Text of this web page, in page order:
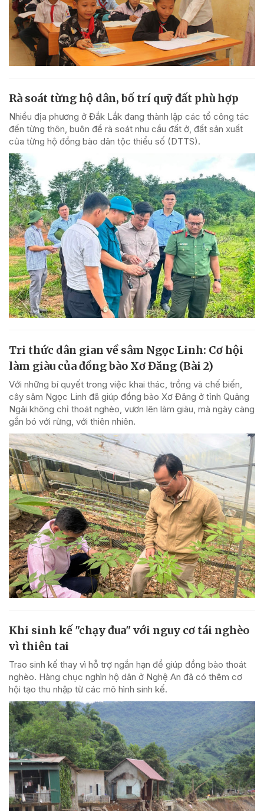
Rà soát từng hộ dân, bố trí quỹ đất phù hợp
Nhiều địa phương ở Đắk Lắk đang thành lập các tổ công tác
đến từng thôn, buôn để rà soát nhu cầu đất ở, đất sản xuất
của từng hộ đồng bào dân tộc thiểu số (DTTS).
Tri thức dân gian về sâm Ngọc Linh: Cơ hội
làm giàu của đồng bào Xơ Đăng (Bài 2)
Với những bí quyết trong việc khai thác, trồng và chế biến,
cây sâm Ngọc Linh đã giúp đồng bào Xơ Đăng ở tỉnh Quảng
Ngãi không chỉ thoát nghèo, vươn lên làm giàu, mà ngày càng
gắn bó với rừng, với thiên nhiên.
Khi sinh kế "chạy đua" với nguy cơ tái nghèo
vì thiên tai
Trao sinh kế thay vì hỗ trợ ngắn hạn để giúp đồng bào thoát
nghèo. Hàng chục nghìn hộ dân ở Nghệ An đã có thêm cơ
hội tạo thu nhập từ các mô hình sinh kế.